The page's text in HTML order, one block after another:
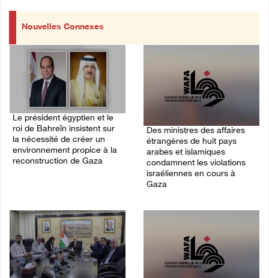
Nouvelles Connexes
Le président égyptien et le
roi de Bahreïn insistent sur
la nécessité de créer un
environnement propice à la
reconstruction de Gaza
Des ministres des affaires
étrangères de huit pays
arabes et islamiques
condamnent les violations
israéliennes en cours à
Gaza